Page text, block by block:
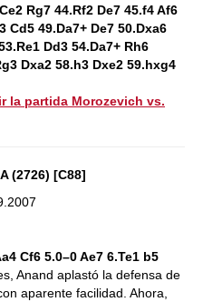
Rg7 44.Rf2 De7 45.f4 Af6
Cd5 49.Da7+ De7 50.Dxa6
Dd3 54.Da7+ Rh6
Dxa2 58.h3 Dxe2 59.hxg4
la partida Morozevich vs.
(2726) [C88]
Cf6 5.0–0 Ae7 6.Te1 b5
Anand aplastó la defensa de
aparente facilidad. Ahora,